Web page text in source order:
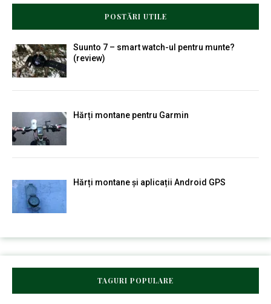
POSTĂRI UTILE
Suunto 7 – smart watch-ul pentru munte?
(review)
Hărți montane pentru Garmin
Hărți montane și aplicații Android GPS
TAGURI POPULARE